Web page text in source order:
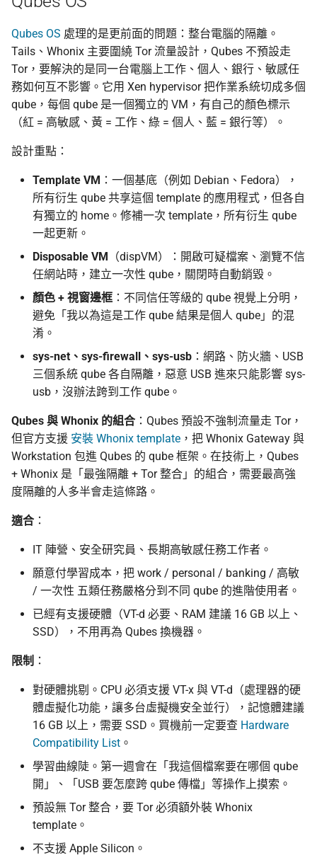
Qubes OS 處理的是更前面的問題：整台電腦的隔離。
Tails、Whonix 主要圍繞 Tor 流量設計，Qubes 不預設走
Tor，要解決的是同一台電腦上工作、個人、銀行、敏感任
務如何互不影響。它用 Xen hypervisor 把作業系統切成多個
qube，每個 qube 是一個獨立的 VM，有自己的顏色標示
（紅 = 高敏感、黃 = 工作、綠 = 個人、藍 = 銀行等）。
設計重點：
Template VM ：一個基底（例如 Debian、Fedora），
所有衍生 qube 共享這個 template 的應用程式，但各自
有獨立的 home。修補一次 template，所有衍生 qube
一起更新。
Disposable VM
（dispVM）：開啟可疑檔案、瀏覽不信
任網站時，建立一次性 qube，關閉時自動銷毀。
顏色 + 視窗邊框 ：不同信任等級的 qube 視覺上分明，
避免「我以為這是工作 qube 結果是個人 qube」的混
淆。
sys-net、sys-firewall、sys-usb ：網路、防火牆、USB
三個系統 qube 各自隔離，惡意 USB 進來只能影響 sys-
usb，沒辦法跨到工作 qube。
Qubes 與 Whonix 的組合 ：Qubes 預設不強制流量走 Tor，
但官方支援 安裝 Whonix template ，把 Whonix Gateway 與
Workstation 包進 Qubes 的 qube 框架。在技術上，Qubes
+ Whonix 是「最強隔離 + Tor 整合」的組合，需要最高強
度隔離的人多半會走這條路。
適合 ：
IT 陣營、安全研究員、長期高敏感任務工作者。
願意付學習成本，把 work / personal / banking / 高敏
/ 一次性 五類任務嚴格分到不同 qube 的進階使用者。
已經有支援硬體（VT-d 必要、RAM 建議 16 GB 以上、
SSD），不用再為 Qubes 換機器。
限制 ：
對硬體挑剔。CPU 必須支援 VT-x 與 VT-d（處理器的硬
體虛擬化功能，讓多台虛擬機安全並行），記憶體建議
16 GB 以上，需要 SSD。買機前一定要查 Hardware
Compatibility List 。
學習曲線陡。第一週會在「我這個檔案要在哪個 qube
開」、「USB 要怎麼跨 qube 傳檔」等操作上摸索。
預設無 Tor 整合，要 Tor 必須額外裝 Whonix
template。
不支援 Apple Silicon。